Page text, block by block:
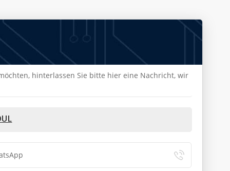
hinterlassen Sie bitte hier eine Nachricht, wir